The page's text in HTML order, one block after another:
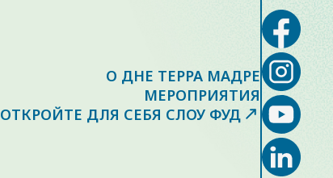
О ДНЕ ТЕРРА МАДРЕ
МЕРОПРИЯТИЯ
ОТКРОЙТЕ ДЛЯ СЕБЯ СЛОУ ФУД